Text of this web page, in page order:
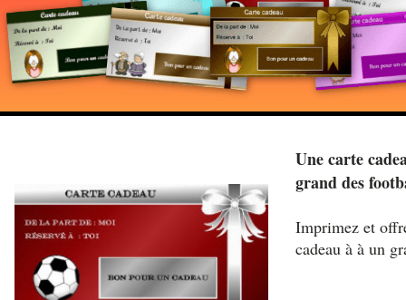
Une carte
grand des
Imprimez et
cadeau à à un